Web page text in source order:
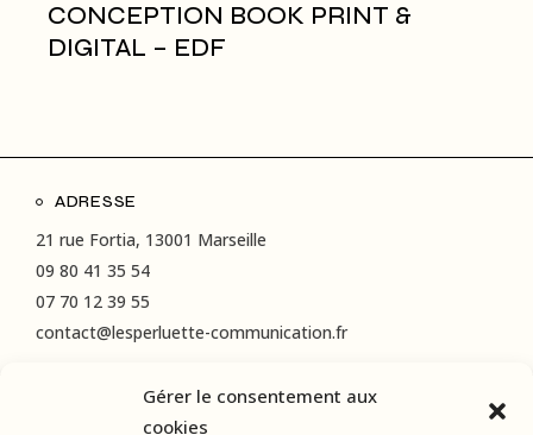
Gérer le consentement aux
cookies
CONCEPTION BOOK PRINT &
DIGITAL – EDF
ADRESSE
21 rue Fortia, 13001 Marseille
09 80 41 35 54
07 70 12 39 55
contact@lesperluette-communication.fr
RÉSEAUX SOCIAUX